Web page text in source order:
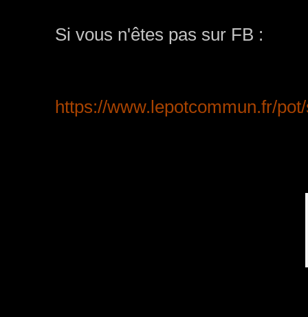
Si vous n'êtes pas sur FB :
https://www.lepotcommun.fr/